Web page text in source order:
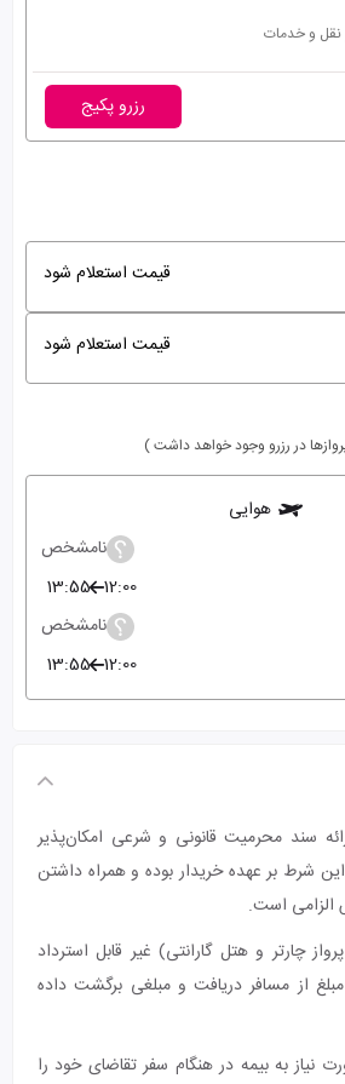
نقل و خدمات
رزرو پکیج
قیمت استعلام شود
قیمت استعلام شود
در رزرو وجود خواهد داشت )
هوایی
نامشخص
12:00
13:55
نامشخص
12:00
13:55
سند محرمیت قانونی و شرعی امکان‌پذیر
شرط بر عهده خریدار بوده و همراه داشتن
الزامی است.
چارتر و هتل گارانتی) غیر قابل استرداد
از مسافر دریافت و مبلغی برگشت داده
نیاز به بیمه در هنگام سفر تقاضای خود را